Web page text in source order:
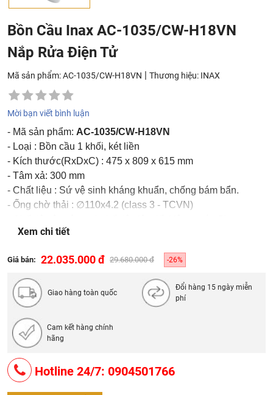
Bồn Cầu Inax AC-1035/CW-H18VN
Nắp Rửa Điện Tử
Mã sản phẩm: AC-1035/CW-H18VN | Thương hiệu: INAX
Mời bạn viết bình luận
- Mã sản phẩm: AC-1035/CW-H18VN
- Loại : Bồn cầu 1 khối, két liền
- Kích thước(RxDxC) : 475 x 809 x 615 mm
- Tâm xả: 300 mm
- Chất liệu : Sứ vệ sinh kháng khuẩn, chống bám bẩn.
- Ống chờ thải : ∅110x4.2 (class 3 - TCVN)
- Màu sắc : Trắng
Xem chi tiết
Giá bán: 22.035.000 đ 29.680.000 đ -26%
Giao hàng toàn quốc
Đổi hàng 15 ngày miễn
phí
Cam kết hàng chính
hãng
Hotline 24/7: 0904501766